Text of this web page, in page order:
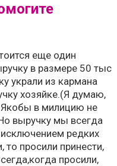
еще один
в размере 50 тыс
украли из кармана
хозяйке.(Я думаю,
в милицию не
выручку мы всегда
редких
то просили принести,
просили,